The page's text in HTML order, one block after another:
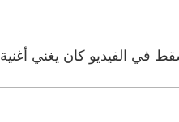
الفيديو كان يغني أغنية